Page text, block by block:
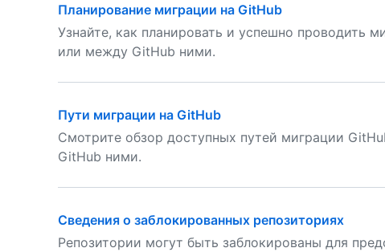
Планирование миграции на GitHub
Узнайте, как планировать и успешно проводить
или между GitHub ними.
Пути миграции на GitHub
Смотрите обзор доступных путей миграции
GitHub ними.
Сведения о заблокированных репозиториях
Репозитории могут быть заблокированы для